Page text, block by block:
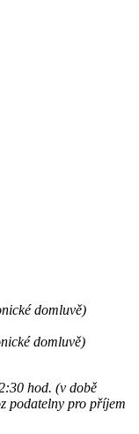
domluvě)
domluvě)
hod. (v době
podatelny pro příjem